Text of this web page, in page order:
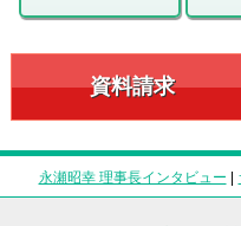
資料請求
永瀬昭幸 理事長インタビュー |